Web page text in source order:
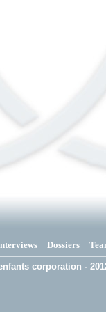
Dossiers
corporation -